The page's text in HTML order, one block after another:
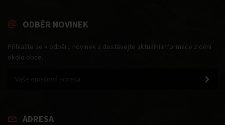
ODBĚR NOVINEK
Přihlašte se k odběru novinek a dostávejte aktuální informace z dění
okolo obce.
ADRESA